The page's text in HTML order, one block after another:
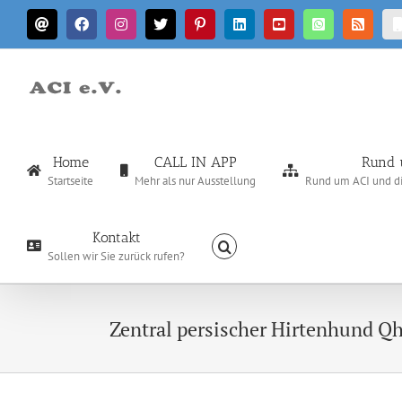
Zum
InhaltE-
Mail
FacebookInstagram
X PinterestLinkedInYouTubeWhatsApp
Rss
Home
Startseite
CALL IN APP
Mehr als nur Ausstellung
Rund
Rund um ACI und
Kontakt
Sollen wir Sie zurück rufen?
Zentral persischer Hirtenhund